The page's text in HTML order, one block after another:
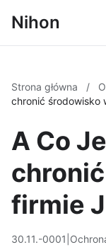
Nihon
Strona główna /
chronić środowisko
A Co
firmie
30.11.-0001